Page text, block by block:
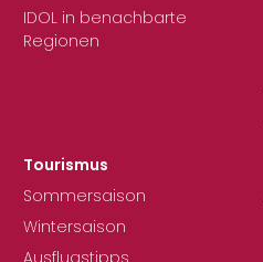
IDOL in benachbarte
Regionen
Tourismus
Sommersaison
Wintersaison